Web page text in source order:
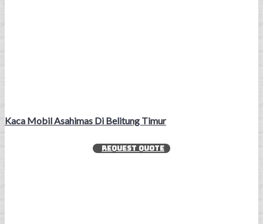
Kaca Mobil Asahimas Di Belitung Timur
REQUEST QUOTE